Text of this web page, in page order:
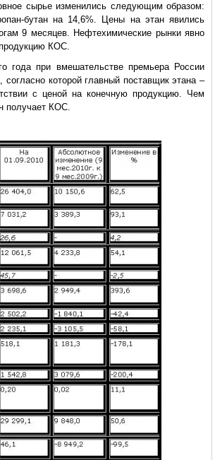
сырье изменились следующим образом:
бутан на 14,6%. Цены на этан явились
9 месяцев. Нефтехимические рынки явно
КОС.
года при вмешательстве премьера России
которой главный поставщик этана –
с ценой на конечную продукцию. Чем
получает КОС.